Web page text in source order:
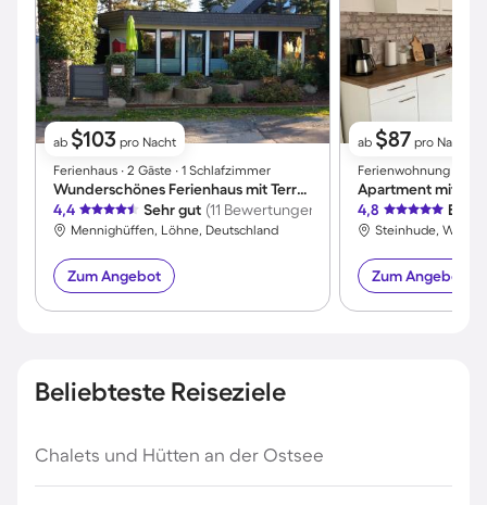
ab $103 pro Nacht
Ferienhaus ∙ 2 Gäste ∙ 1 Schlafzimmer
Wunderschönes Ferienhaus mit Terrasse | Haustiere erlaubt
4,4
Sehr gut (11 Bewertungen)
Mennighüffen, Löhne, Deutschland
Zum Angebot
ab $87 pro Nacht
Ferienwohnung ∙ 4
4,8
Steinhude,
Zum Angebot
Beliebteste Reiseziele
Chalets und Hütten an der Ostsee